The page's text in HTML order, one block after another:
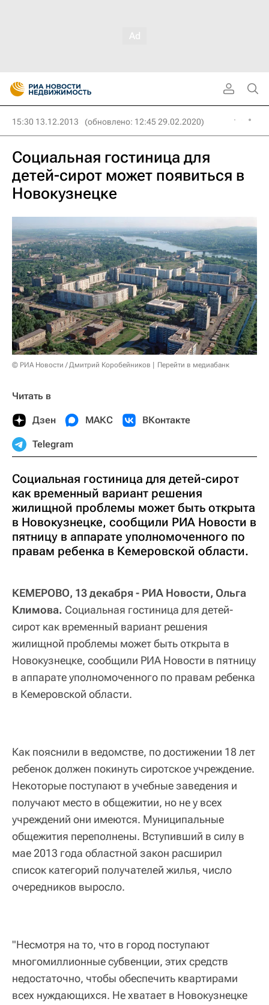
15:30 13.12.2013 (обновлено: 12:45 29.02.2020)
Социальная гостиница для
детей-сирот может появиться в
Новокузнецке
© РИА Новости / Дмитрий Коробейников Перейти в медиабанк
Читать в
Дзен МАКС ВКонтакте
Telegram
Социальная гостиница для детей-сирот
как временный вариант решения
жилищной проблемы может быть открыта
в Новокузнецке, сообщили РИА Новости в
пятницу в аппарате уполномоченного по
правам ребенка в Кемеровской области.
КЕМЕРОВО, 13 декабря - РИА Новости, Ольга
Климова. Социальная гостиница для детей-
сирот как временный вариант решения
жилищной проблемы может быть открыта в
Новокузнецке, сообщили РИА Новости в пятницу
в аппарате уполномоченного по правам ребенка
в Кемеровской области.
Как пояснили в ведомстве, по достижении 18 лет
ребенок должен покинуть сиротское учреждение.
Некоторые поступают в учебные заведения и
получают место в общежитии, но не у всех
учреждений они имеются. Муниципальные
общежития переполнены. Вступивший в силу в
мае 2013 года областной закон расширил
список категорий получателей жилья, число
очередников выросло.
"Несмотря на то, что в город поступают
многомиллионные субвенции, этих средств
недостаточно, чтобы обеспечить квартирами
всех нуждающихся. Не хватает в Новокузнецке